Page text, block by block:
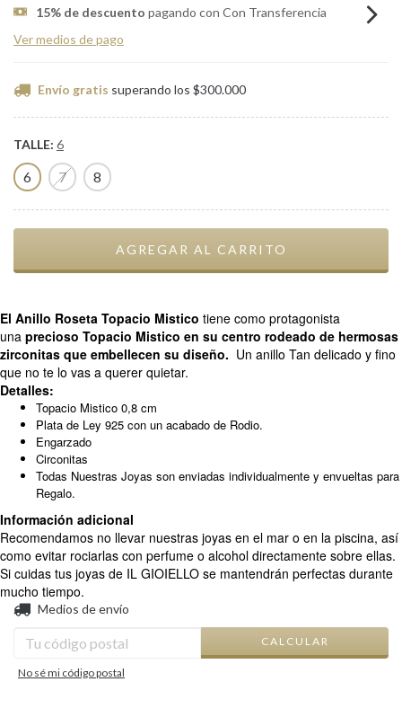
15% de descuento pagando con Con Transferencia
Ver medios de pago
Envío gratis superando los $300.000
TALLE: 6
6 7 8
El Anillo Roseta Topacio Mistico tiene como protagonista
una precioso Topacio Mistico en su centro rodeado de hermosas
zirconitas que embellecen su diseño. Un anillo Tan delicado y fino
que no te lo vas a querer quietar.
Detalles:
Topacio Mistico 0,8 cm
Plata de Ley 925 con un acabado de Rodio.
Engarzado
Circonitas
Todas Nuestras Joyas son enviadas individualmente y envueltas para
Regalo.
Información adicional
Recomendamos no llevar nuestras joyas en el mar o en la piscina, así
como evitar rociarlas con perfume o alcohol directamente sobre ellas.
Si cuidas tus joyas de IL GIOIELLO se mantendrán perfectas durante
mucho tiempo.
Entregas para el CP:
Medios de envío
CALCULAR
No sé mi código postal